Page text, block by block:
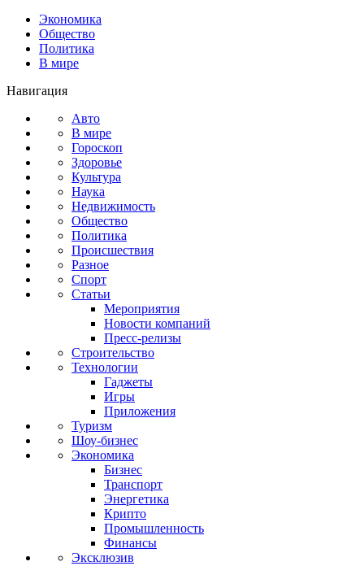
Экономика
Общество
Политика
В мире
Навигация
Авто
В мире
Гороскоп
Здоровье
Культура
Наука
Недвижимость
Общество
Политика
Происшествия
Разное
Спорт
Статьи
Мероприятия
Новости компаний
Пресс-релизы
Строительство
Технологии
Гаджеты
Игры
Приложения
Туризм
Шоу-бизнес
Экономика
Бизнес
Транспорт
Энергетика
Крипто
Промышленность
Финансы
Эксклюзив